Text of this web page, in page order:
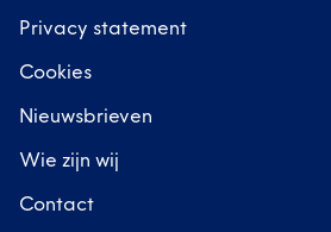
Privacy statement
Cookies
Nieuwsbrieven
Wie zijn wij
Contact